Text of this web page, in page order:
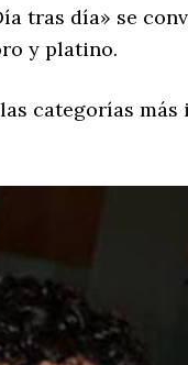
tras día» se
y platino.
categorías